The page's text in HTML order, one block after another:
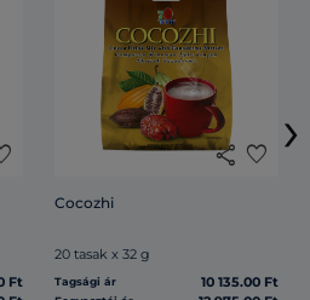
Ft
share favorite
Cocozhi
20 tasak x 32 g
Tagsági ár 10 135.00 Ft
›